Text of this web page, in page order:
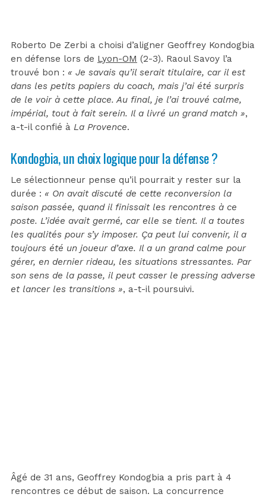
Roberto De Zerbi a choisi d’aligner Geoffrey Kondogbia
en défense lors de Lyon-OM (2-3). Raoul Savoy l’a
trouvé bon : « Je savais qu’il serait titulaire, car il est
dans les petits papiers du coach, mais j’ai été surpris
de le voir à cette place. Au final, je l’ai trouvé calme,
impérial, tout à fait serein. Il a livré un grand match »,
a-t-il confié à La Provence.
Kondogbia, un choix logique pour la défense ?
Le sélectionneur pense qu’il pourrait y rester sur la
durée : « On avait discuté de cette reconversion la
saison passée, quand il finissait les rencontres à ce
poste. L’idée avait germé, car elle se tient. Il a toutes
les qualités pour s’y imposer. Ça peut lui convenir, il a
toujours été un joueur d’axe. Il a un grand calme pour
gérer, en dernier rideau, les situations stressantes. Par
son sens de la passe, il peut casser le pressing adverse
et lancer les transitions », a-t-il poursuivi.
Âgé de 31 ans, Geoffrey Kondogbia a pris part à 4
rencontres ce début de saison. La concurrence